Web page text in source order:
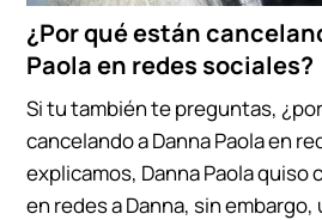
¿Por qué están
Paola en redes sociales?
Si tu también te preguntas,
cancelando a Danna Paola en
explicamos, Danna Paola quiso
en redes a Danna, sin